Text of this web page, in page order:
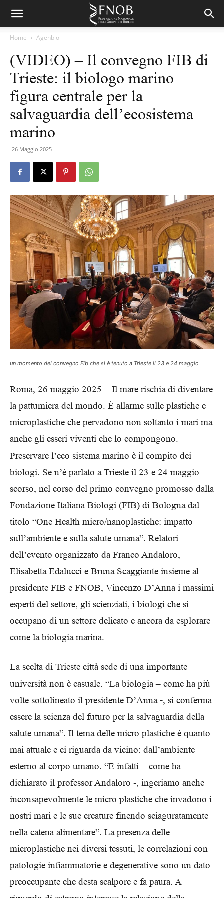
Home Agenbio
(VIDEO) – Il convegno FIB di
Trieste: il biologo marino
figura centrale per la
salvaguardia dell’ecosistema
marino
26 Maggio 2025
un momento del convegno Fib che si è tenuto a Trieste il 23 e 24 maggio
Roma, 26 maggio 2025 – Il mare rischia di diventare
la pattumiera del mondo. È allarme sulle plastiche e
microplastiche che pervadono non soltanto i mari ma
anche gli esseri viventi che lo compongono.
Preservare l’eco sistema marino è il compito dei
biologi. Se n’è parlato a Trieste il 23 e 24 maggio
scorso, nel corso del primo convegno promosso dalla
Fondazione Italiana Biologi (FIB) di Bologna dal
titolo “One Health micro/nanoplastiche: impatto
sull’ambiente e sulla salute umana”. Relatori
dell’evento organizzato da Franco Andaloro,
Elisabetta Edalucci e Bruna Scaggiante insieme al
presidente FIB e FNOB, Vincenzo D’Anna i massimi
esperti del settore, gli scienziati, i biologi che si
occupano di un settore delicato e ancora da esplorare
come la biologia marina.
La scelta di Trieste città sede di una importante
università non è casuale. “La biologia – come ha più
volte sottolineato il presidente D’Anna -, si conferma
essere la scienza del futuro per la salvaguardia della
salute umana”. Il tema delle micro plastiche è quanto
mai attuale e ci riguarda da vicino: dall’ambiente
esterno al corpo umano. “E infatti – come ha
dichiarato il professor Andaloro -, ingeriamo anche
inconsapevolmente le micro plastiche che invadono i
nostri mari e le sue creature finendo sciaguratamente
nella catena alimentare”. La presenza delle
microplastiche nei diversi tessuti, le correlazioni con
patologie infiammatorie e degenerative sono un dato
preoccupante che desta scalpore e fa paura. A